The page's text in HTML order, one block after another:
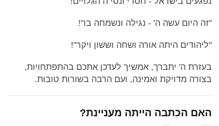
"זה היום עשה ה' - נגילה ונשמחה בו"!
"ליהודים היתה אורה ושחה וששון ויקר"!
בעזרת ה' יתברך, אמשיך לעדכן אתכם בהתפתחויות,
בצורה מדויקת ואמינה, ועם הרבה בשורות טובות.
האם הכתבה הייתה מעניינת?